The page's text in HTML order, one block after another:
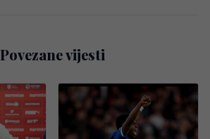
Povezane vijesti